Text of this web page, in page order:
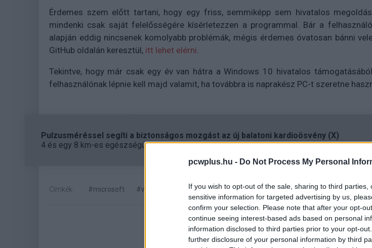
pcwplus.hu - Do Not Process My Personal
If you wish to opt-out of the sale, sharing to third
sensitive information for targeted advertising by us,
confirm your selection. Please note that after your opt-
continue seeing interest-based ads based on personal
information disclosed to third parties prior to your opt-
further disclosure of your personal information by third
Érdemes szem előtt tartani, hogy egy friss, semmiképp sem hivatalos
mindenki csak saját felelősségére kísérletezzen a programmal. Bár a
alapján eddig nincsenek komolyabb problémák, mégis érdemes óvatosan bánni
GitHub oldalán keresztül, itt lehet elérni.
Tekintve, hogy már csak egy év van hátra a Windows 10 hivatalos
felhasználónak lépnie kell majd valamit, ha továbbra is naprakész PC-t szeretne
Pulzusméréssel segíti a biztonságos mozgást az új balatoni kardioösvény (X)
4 és egy 8 km-es egészségügyi tanösvény nyílt Balatonalmádiban.
Címkék: #microsoft #windows 11 #flyby11 #rendszerkövetlemény